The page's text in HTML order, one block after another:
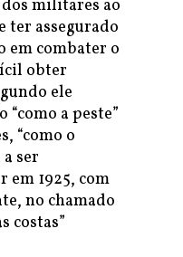
militares ao
ter assegurado
em combater o
obter
ele
a peste”
“como o
ser
1925, com
no chamado
costas”